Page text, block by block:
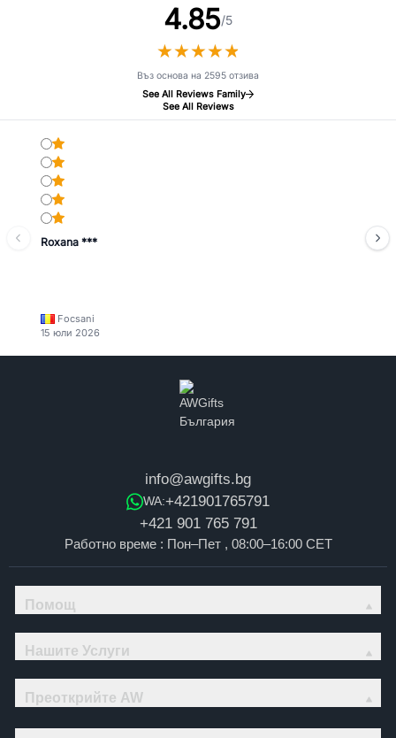
4.85/5
★★★★★
★★★★★
Въз основа на 2595 отзива
See All Reviews Family
See All Reviews
Roxana ***
Focsani
15 юли 2026
info@awgifts.bg
WA:+421901765791
+421 901 765 791
Работно време : Пон–Пет , 08:00–16:00 CET
Помощ
Нашите Услуги
Преоткрийте AW